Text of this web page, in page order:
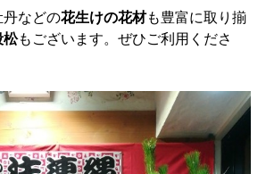
などの花生けの花材も豊富に取り揃
松もございます。ぜひご利用くださ